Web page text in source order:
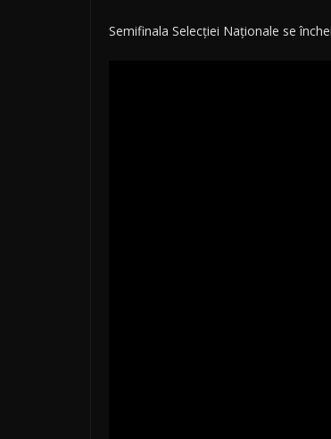
Semifinala Selecției Naționale se